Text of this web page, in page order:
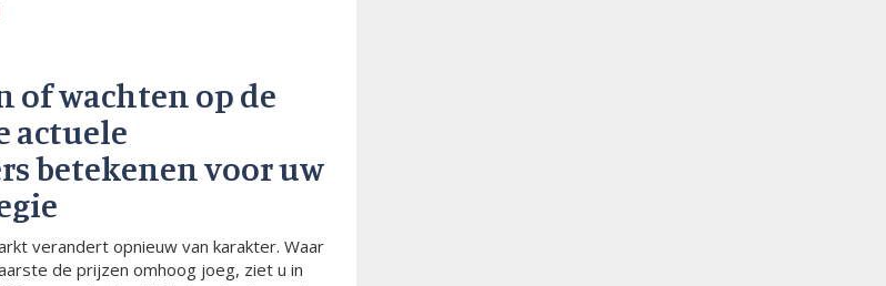
of wachten op de
actuele
betekenen voor uw
verandert opnieuw van karakter. Waar
de prijzen omhoog joeg, ziet u in